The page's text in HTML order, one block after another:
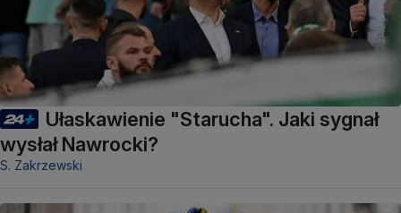
Ułaskawienie "Starucha". Jaki sygnał
wysłał Nawrocki?
S. Zakrzewski